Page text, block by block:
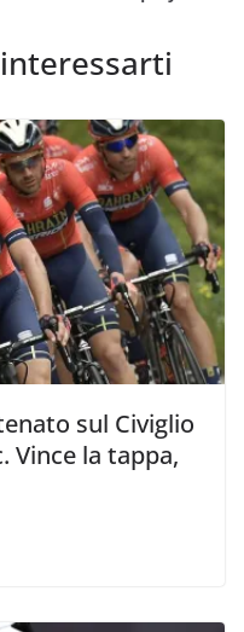
i
sul Civiglio
Vince la tappa,